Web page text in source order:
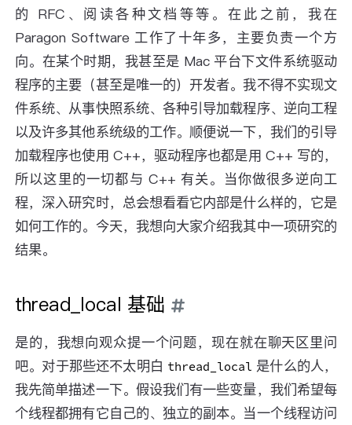
的 RFC、阅读各种文档等等。在此之前，我在
Paragon Software 工作了十年多，主要负责一个方
向。在某个时期，我甚至是 Mac 平台下文件系统驱动
程序的主要（甚至是唯一的）开发者。我不得不实现文
件系统、从事快照系统、各种引导加载程序、逆向工程
以及许多其他系统级的工作。顺便说一下，我们的引导
加载程序也使用 C++，驱动程序也都是用 C++ 写的，
所以这里的一切都与 C++ 有关。当你做很多逆向工
程，深入研究时，总会想看看它内部是什么样的，它是
如何工作的。今天，我想向大家介绍我其中一项研究的
结果。
thread_local 基础
是的，我想向观众提一个问题，现在就在聊天区里问
吧。对于那些还不太明白 thread_local 是什么的人，
我先简单描述一下。假设我们有一些变量，我们希望每
个线程都拥有它自己的、独立的副本。当一个线程访问